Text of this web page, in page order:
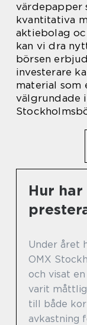
värdepapper
kvantitativa
aktiebolag
kan vi dra
börsen
investerare
material som
välgrundade
Hur
Under året
OMX
och visat
varit
till både
avkastning